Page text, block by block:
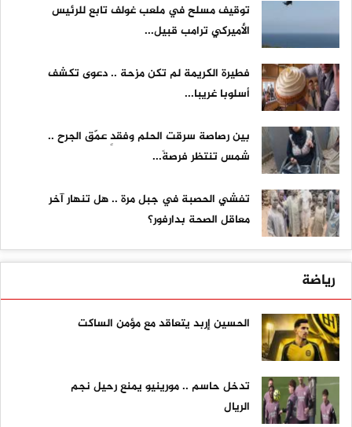
توقيف مسلح في ملعب غولف تابع للرئيس
الأميركي ترامب قبيل...
فطيرة الكريمة لم تكن مزحة .. دعوى تكشف
أسلوبا غريبا...
بين رصاصة سرقت الحلم وفقدٍ عمّق الجرح ..
شمس تنتظر فرصةً...
تفشي الحصبة في جبل مرة .. هل تنهار آخر
معاقل الصحة بدارفور؟
رياضة
الحسين إربد يتعاقد مع مؤمن الساكت
تدخل حاسم .. مورينيو يمنع رحيل نجم
الريال